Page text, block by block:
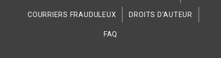
COURRIERS FRAUDULEUX DROITS D'AUTEUR
FAQ